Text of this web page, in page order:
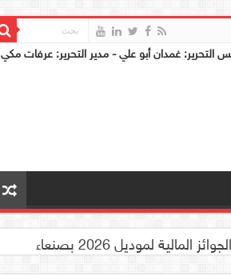
التحرير: غمدان أبو علي - مدير التحرير: عرفات مكي